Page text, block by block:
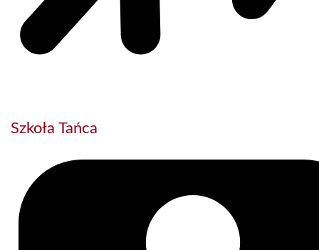
Szkoła Tańca